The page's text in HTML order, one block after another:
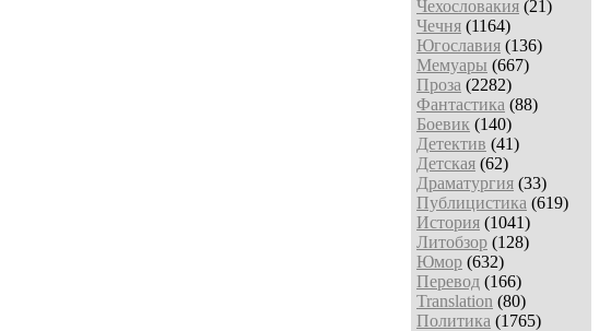
Чехословакия (21)
Чечня (1164)
Югославия (136)
Мемуары (667)
Проза (2282)
Фантастика (88)
Боевик (140)
Детектив (41)
Детская (62)
Драматургия (33)
Публицистика (619)
История (1041)
Литобзор (128)
Юмор (632)
Перевод (166)
Translation (80)
Политика (1765)